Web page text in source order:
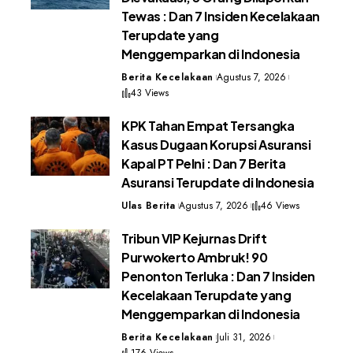
Tewas : Dan 7 Insiden Kecelakaan
Terupdate yang
Menggemparkan di Indonesia
Berita Kecelakaan Agustus 7, 2026
43 Views
KPK Tahan Empat Tersangka
Kasus Dugaan Korupsi Asuransi
Kapal PT Pelni : Dan 7 Berita
Asuransi Terupdate di Indonesia
Ulas Berita Agustus 7, 2026 46 Views
Tribun VIP Kejurnas Drift
Purwokerto Ambruk! 90
Penonton Terluka : Dan 7 Insiden
Kecelakaan Terupdate yang
Menggemparkan di Indonesia
Berita Kecelakaan Juli 31, 2026